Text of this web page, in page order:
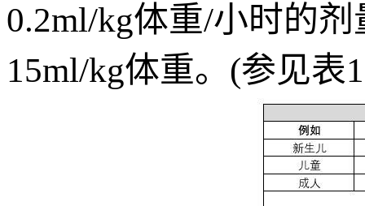
0.2ml/kg体重/小时的
15ml/kg体重。(参见表